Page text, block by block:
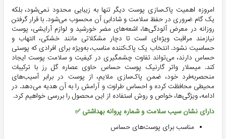
امروزه اهمیت پاک‌سازی پوست دیگر تنها به زیبایی محدود نمی‌شود، بلکه
یک گام ضروری در حفظ سلامت و شادابی آن محسوب می‌شود. با قرار گرفتن
روزانه در معرض آلودگی‌ها، اشعه‌های مضر خورشید و لوازم آرایشی، پوست
نیازمند مراقبت ویژه‌ای است تا دچار مشکلاتی مانند خشکی، التهاب و
حساسیت نشود. انتخاب یک پاک‌کننده مناسب، به‌ویژه برای افرادی که پوستی
حساس دارند، می‌تواند تفاوت چشمگیری در کیفیت و سلامت پوست ایجاد
کند. میسلار واتر گارنیک پوست حساس حاوی عصاره گل رز با ترکیبات
منحصر‌به‌فرد خود، ضمن پاک‌سازی ملایم، از پوست در برابر آسیب‌های
محیطی محافظت کرده و احساس طراوت و آرامش را به آن هدیه می‌دهد. در
ادامه، ویژگی‌ها، خواص و روش استفاده از این محصول را بررسی خواهیم کرد.
دارای نشان سیب سلامت و شماره پروانه بهداشتی ✅
مناسب برای پوست‌های حساس